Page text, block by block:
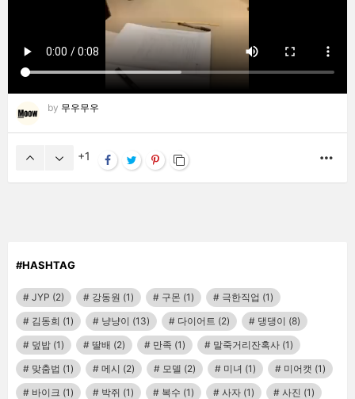
by 무우무우
1
#HASHTAG
JYP (2) 강동원 (1) 구몬 (1) 극한직업 (1)
김동희 (1) 냥냥이 (13) 다이어트 (2) 댕댕이 (8)
덮밥 (1) 딸배 (2) 만족 (1) 말죽거리잔혹사 (1)
맞춤법 (1) 메시 (2) 모델 (2) 미녀 (1) 미어캣 (1)
바이크 (1) 박쥐 (1) 복수 (1) 사자 (1) 사진 (1)